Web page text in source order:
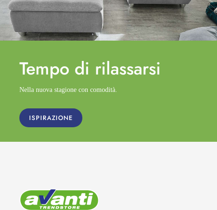
Tempo di rilassarsi
Nella nuova stagione con comodità.
ISPIRAZIONE